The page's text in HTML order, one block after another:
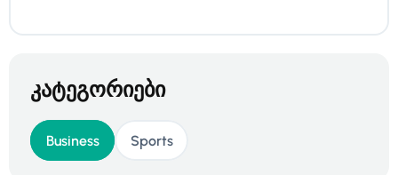
კატეგორიები
Business Sports